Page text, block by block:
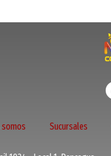
somos Sucursales